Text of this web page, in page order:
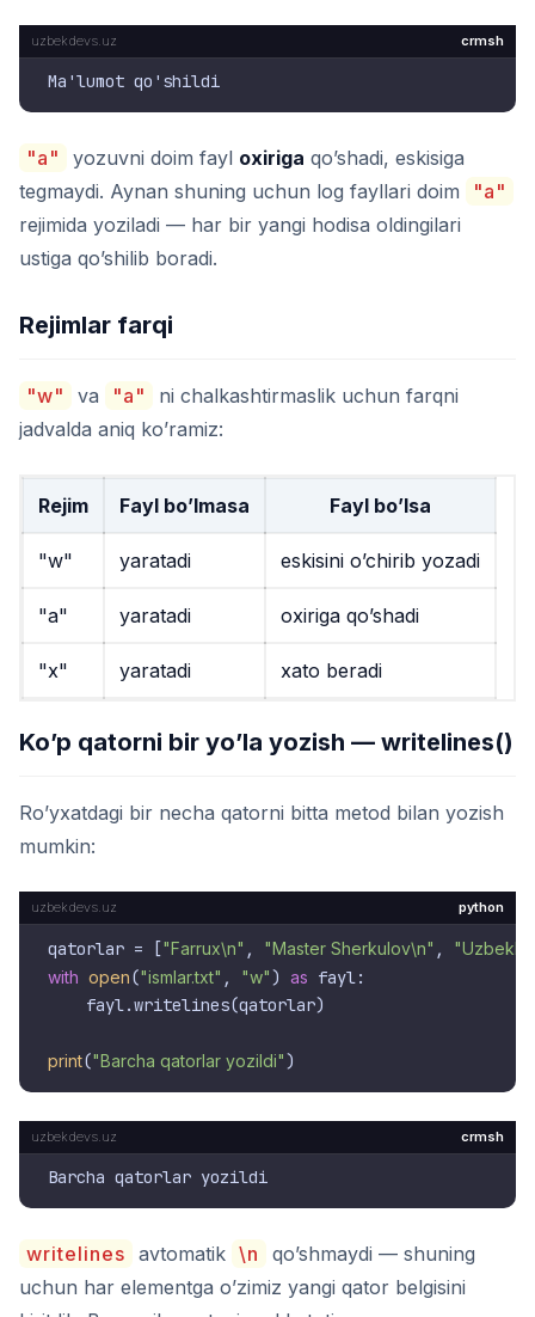
crmsh
"a" yozuvni doim fayl oxiriga qo’shadi, eskisiga
tegmaydi. Aynan shuning uchun log fayllari doim
"a"
rejimida yoziladi — har bir yangi hodisa oldingilari
ustiga qo’shilib boradi.
Rejimlar farqi
"w" va "a"
ni chalkashtirmaslik uchun farqni
jadvalda aniq ko’ramiz:
Rejim Fayl bo’lmasa Fayl bo’lsa
"w" yaratadi eskisini o’chirib yozadi
"a" yaratadi oxiriga qo’shadi
"x" yaratadi xato beradi
Ko’p qatorni bir yo’la yozish — writelines()
Ro’yxatdagi bir necha qatorni bitta metod bilan yozish
mumkin:
python
qatorlar = ["Farrux\n" , "Master Sherkulov\n" ,
with open("ismlar.txt" , "w") as fayl:
    fayl.writelines(qatorlar)
print("Barcha qatorlar yozildi"
crmsh
writelines avtomatik \n
qo’shmaydi — shuning
uchun har elementga o’zimiz yangi qator belgisini